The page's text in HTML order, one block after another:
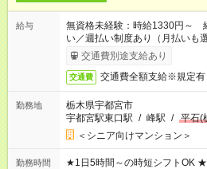
給与
無資格未経験：時給1330円
い／週払い制度あり（月払いも
完了次第のお支払いとなります。
交通費別途支給あり
交通費 交通費全額支給※規定有
勤務地
栃木県宇都宮市
宇都宮駅東口駅 / 峰駅 / 平石(
＜シニア向けマンション＞
勤務時間
★1日5時間～の時短シフトOK ★スタート時間選べます！ 7:00～